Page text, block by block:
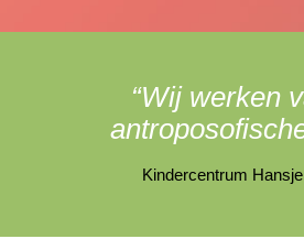
“Wij werken
Kindercentrum